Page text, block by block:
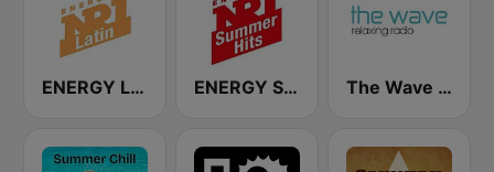
ENERGY Latin ENERGY Summer Hits The Wave - Relaxing radio